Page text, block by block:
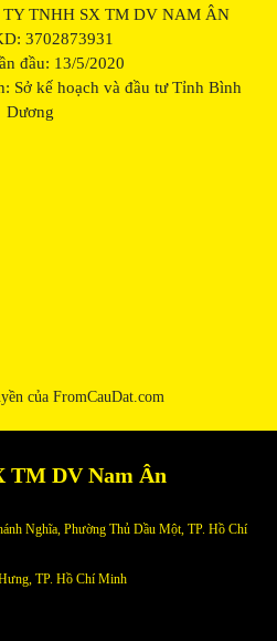
TNHH SX TM DV NAM ÂN
3702873931
đầu: 13/5/2020
Sở kế hoạch và đầu tư Tỉnh Bình
Dương
của FromCauDat.com
TM DV Nam Ân
Nghĩa, Phường Thủ Dầu Một, TP. Hồ Chí
TP. Hồ Chí Minh